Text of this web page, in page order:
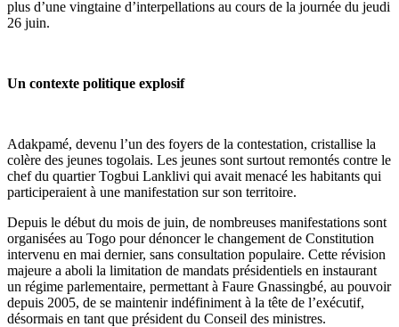
plus d’une vingtaine d’interpellations au cours de la journée du jeudi
26 juin.
Un contexte politique explosif
Adakpamé, devenu l’un des foyers de la contestation, cristallise la
colère des jeunes togolais. Les jeunes sont surtout remontés contre le
chef du quartier Togbui Lanklivi qui avait menacé les habitants qui
participeraient à une manifestation sur son territoire.
Depuis le début du mois de juin, de nombreuses manifestations sont
organisées au Togo pour dénoncer le changement de Constitution
intervenu en mai dernier, sans consultation populaire. Cette révision
majeure a aboli la limitation de mandats présidentiels en instaurant
un régime parlementaire, permettant à Faure Gnassingbé, au pouvoir
depuis 2005, de se maintenir indéfiniment à la tête de l’exécutif,
désormais en tant que président du Conseil des ministres.